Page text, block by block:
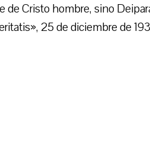
Cristo hombre, sino
25 de diciembre de